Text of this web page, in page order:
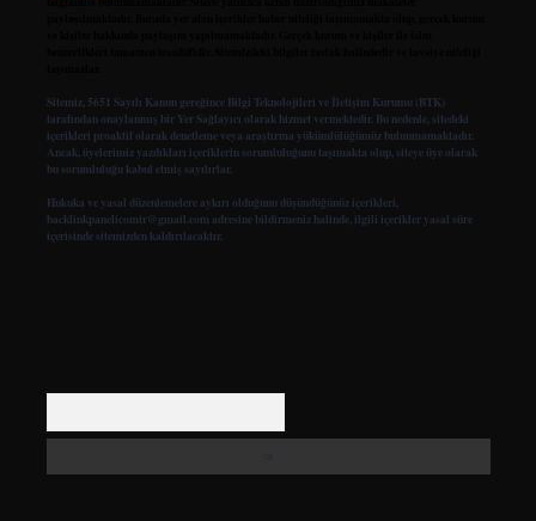
Sitemiz, 5651 Sayılı Kanun gereğince Bilgi Teknolojileri ve İletişim Kurumu (BTK)
tarafından onaylanmış bir Yer Sağlayıcı olarak hizmet vermektedir. Bu nedenle, sitedeki
içerikleri proaktif olarak denetleme veya araştırma yükümlülüğümüz bulunmamaktadır.
Ancak, üyelerimiz yazdıkları içeriklerin sorumluluğunu taşımakta olup, siteye üye olarak
bu sorumluluğu kabul etmiş sayılırlar.
Hukuka ve yasal düzenlemelere aykırı olduğunu düşündüğünüz içerikleri,
backlinkpanelicomtr@gmail.com adresine bildirmeniz halinde, ilgili içerikler yasal süre
içerisinde sitemizden kaldırılacaktır.